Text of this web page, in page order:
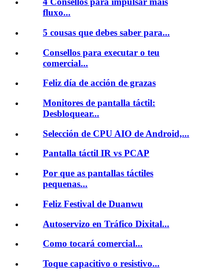
fluxo...
5 cousas que debes saber para...
Consellos para executar o teu
comercial...
Feliz día de acción de grazas
Monitores de pantalla táctil:
Desbloquear...
Selección de CPU AIO de Android,...
Pantalla táctil IR vs PCAP
Por que as pantallas táctiles
pequenas...
Feliz Festival de Duanwu
Autoservizo en Tráfico Dixital...
Como tocará comercial...
Toque capacitivo o resistivo...